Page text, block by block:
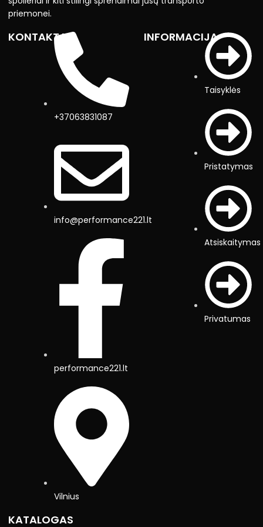
priemonei.
KONTAKTAI
+37063831087
info@performance221.lt
performance221.lt
Vilnius
INFORMACIJA
Taisyklės
Pristatymas
Atsiskaitymas
Privatumas
KATALOGAS